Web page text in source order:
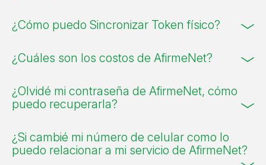
¿Cómo puedo Sincronizar Token físico?
¿Cuáles son los costos de AfirmeNet?
¿Olvidé mi contraseña de AfirmeNet, cómo
puedo recuperarla?
¿Si cambié mi número de celular como lo
puedo relacionar a mi servicio de AfirmeNet?